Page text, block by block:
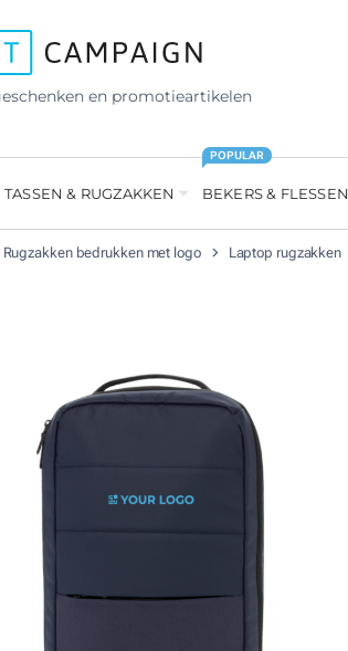
en promotieartikelen
TASSEN & RUGZAKKEN BEKERS & FLESSEN
POPULAR
Rugzakken bedrukken met logo Laptop rugzakken